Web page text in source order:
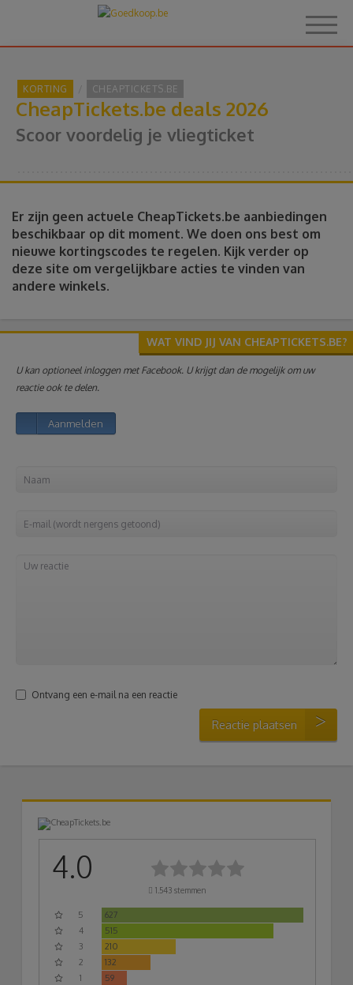
Hoe het werkt
Korting
Reizen
Geldzaken
KORTING CHEAPTICKETS.BE
CheapTickets.be deals 2026
Scoor voordelig je vliegticket
Er zijn geen actuele CheapTickets.be aanbiedingen
beschikbaar op dit moment. We doen ons best om
nieuwe kortingscodes te regelen. Kijk verder op
deze site om vergelijkbare acties te vinden van
andere winkels.
WAT VIND JIJ VAN CHEAPTICKETS.BE?
U kan optioneel inloggen met Facebook. U krijgt dan de mogelijk om uw
reactie ook te delen.
Aanmelden
Ontvang een e-mail na een reactie
Reactie plaatsen
4.0
1.543 stemmen
5
627
4
515
3
210
2
132
1
59